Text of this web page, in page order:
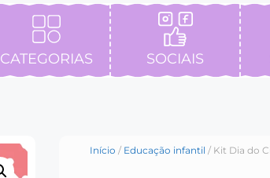
CATEGORIAS SOCIAIS
Início / Educação infantil / Kit Dia do